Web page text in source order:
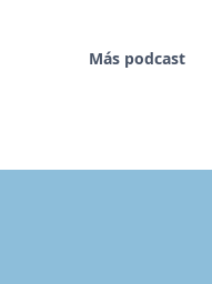
Más podcast